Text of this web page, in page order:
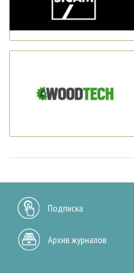
Подписка
Архив журналов